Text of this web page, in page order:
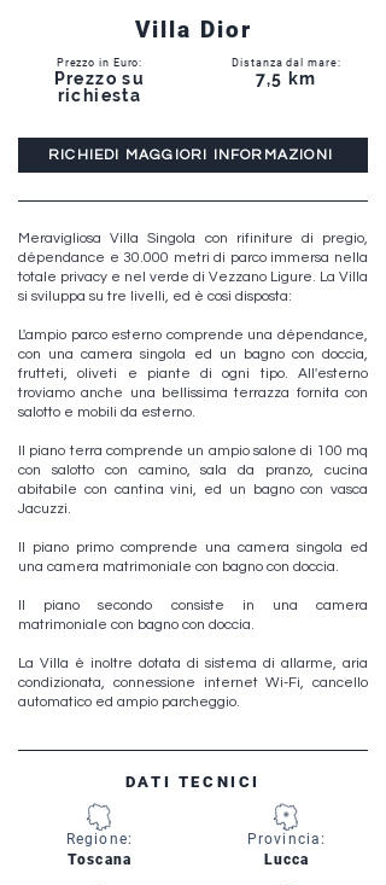
Villa Dior
Prezzo in Euro:
Prezzo su
richiesta
Distanza dal mare:
7,5 km
RICHIEDI MAGGIORI INFORMAZIONI
Meravigliosa Villa Singola con rifiniture di pregio,
dépendance e 30.000 metri di parco immersa nella
totale privacy e nel verde di Vezzano Ligure. La Villa
si sviluppa su tre livelli, ed è così disposta:
L'ampio parco esterno comprende una dépendance,
con una camera singola ed un bagno con doccia,
frutteti, oliveti e piante di ogni tipo. All'esterno
troviamo anche una bellissima terrazza fornita con
salotto e mobili da esterno.
Il piano terra comprende un ampio salone di 100 mq
con salotto con camino, sala da pranzo, cucina
abitabile con cantina vini, ed un bagno con vasca
Jacuzzi.
Il piano primo comprende una camera singola ed
una camera matrimoniale con bagno con doccia.
Il piano secondo consiste in una camera
matrimoniale con bagno con doccia.
La Villa è inoltre dotata di sistema di allarme, aria
condizionata, connessione internet Wi-Fi, cancello
automatico ed ampio parcheggio.
DATI TECNICI
Regione:
Toscana
Lucca
Provincia: